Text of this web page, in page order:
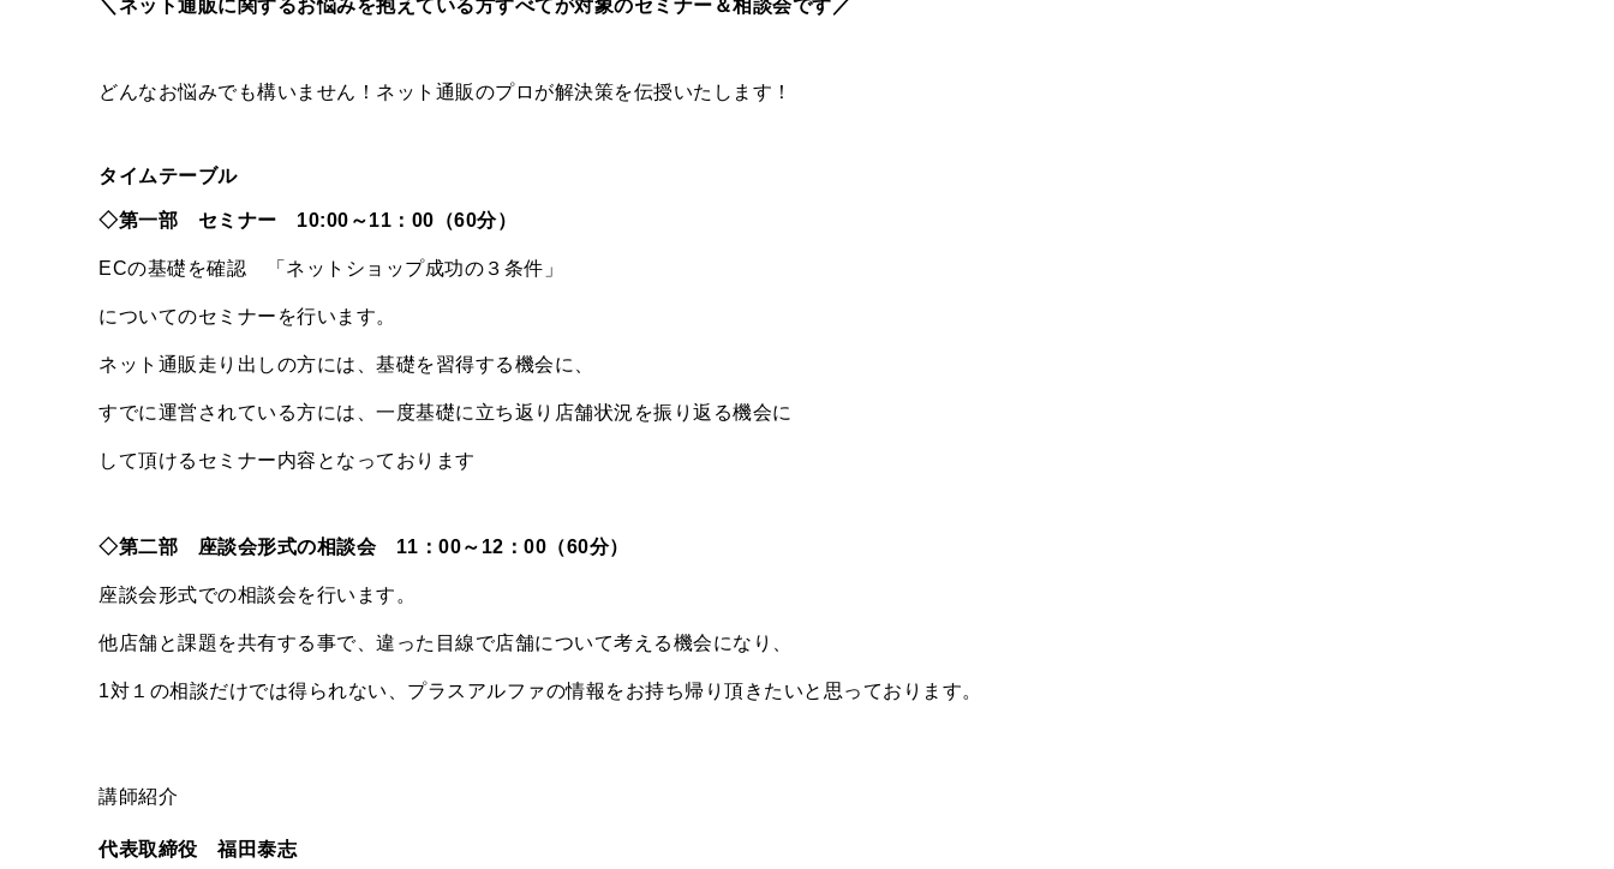
＼ネット通販に関するお悩みを抱えている方すべてが対象のセミナー＆相談会です／
どんなお悩みでも構いません！ネット通販のプロが解決策を伝授いたします！
タイムテーブル
◇第一部 セミナー 10:00～11：00（60分）
ECの基礎を確認 「ネットショップ成功の３条件」
についてのセミナーを行います。
ネット通販走り出しの方には、基礎を習得する機会に、
すでに運営されている方には、一度基礎に立ち返り店舗状況を振り返る機会に
して頂けるセミナー内容となっております
◇第二部 座談会形式の相談会 11：00～12：00（60分）
座談会形式での相談会を行います。
他店舗と課題を共有する事で、違った目線で店舗について考える機会になり、
1対１の相談だけでは得られない、プラスアルファの情報をお持ち帰り頂きたいと思っております。
講師紹介
代表取締役 福田泰志